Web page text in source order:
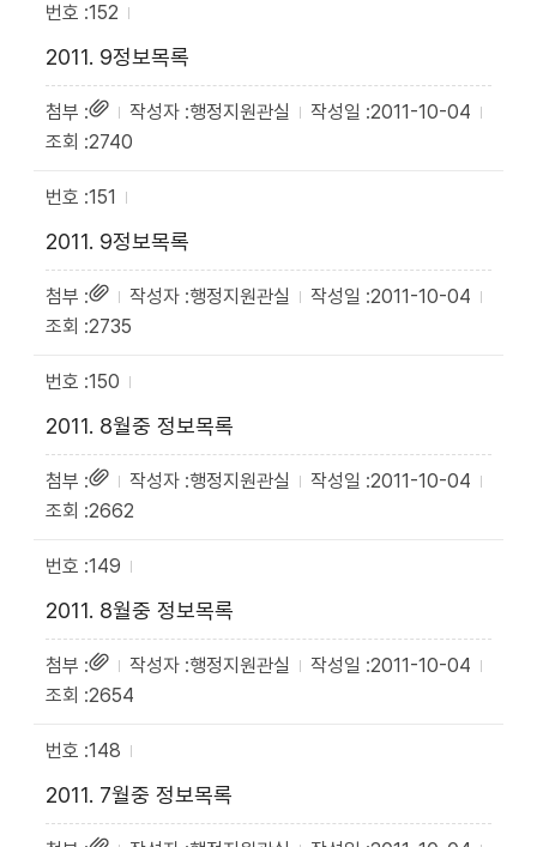
152
2011. 9정보목록
행정지원관실
2011-10-04
2740
151
2011. 9정보목록
행정지원관실
2011-10-04
2735
150
2011. 8월중 정보목록
행정지원관실
2011-10-04
2662
149
2011. 8월중 정보목록
행정지원관실
2011-10-04
2654
148
2011. 7월중 정보목록